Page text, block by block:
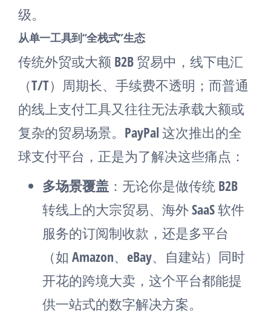
级。
从单一工具到“全栈式”生态
传统外贸或大额 B2B 贸易中，线下电汇
（T/T）周期长、手续费不透明；而普通
的线上支付工具又往往无法承载大额或
复杂的贸易场景。PayPal 这次推出的全
球支付平台，正是为了解决这些痛点：
多场景覆盖 ：无论你是做传统 B2B
转线上的大宗贸易、海外 SaaS 软件
服务的订阅制收款，还是多平台
（如 Amazon、eBay、自建站）同时
开花的跨境大卖，这个平台都能提
供一站式的数字解决方案。